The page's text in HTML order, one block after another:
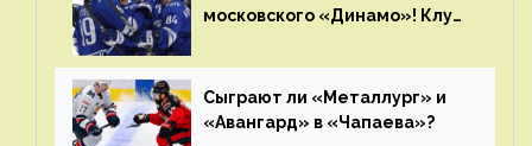
московского «Динамо»! Клуб
сезон
Сыграют ли «Металлург» и
«Авангард» в «Чапаева»?